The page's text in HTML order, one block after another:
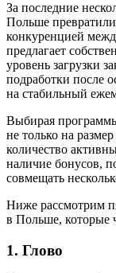
За последние
Польше
конкуренцией
предлагает
уровень загрузки
подработки после
на стабильный
Выбирая
не только на
количество
наличие бонусов,
совмещать
Ниже рассмотрим
в Польше, которые
1. Глово